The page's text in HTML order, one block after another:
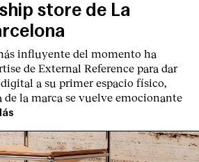
store de La
influyente del momento ha
de External Reference para dar
a su primer espacio físico,
de la marca se vuelve emocionante